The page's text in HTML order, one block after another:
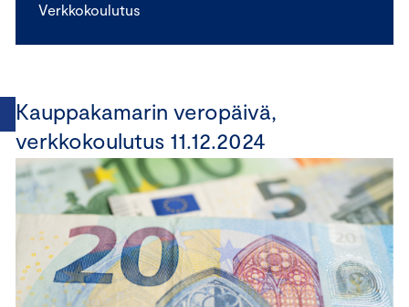
Verkkokoulutus
Kauppakamarin veropäivä,
verkkokoulutus 11.12.2024